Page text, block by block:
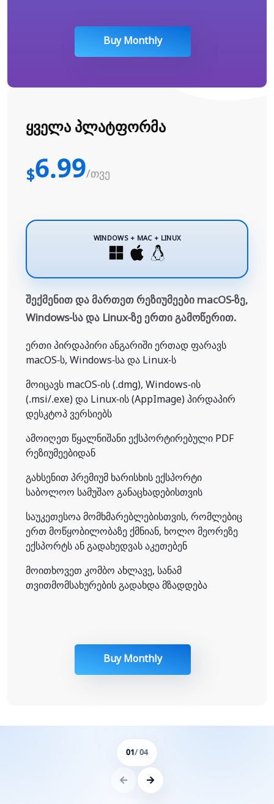
Buy Monthly
ყველა პლატფორმა
$6.99/თვე
WINDOWS + MAC + LINUX
შექმენით და მართეთ რეზიუმეები macOS-ზე,
Windows-სა და Linux-ზე ერთი გამოწერით.
ერთი პირდაპირი ანგარიში ერთად ფარავს
macOS-ს, Windows-სა და Linux-ს
მოიცავს macOS-ის (.dmg), Windows-ის
(.msi/.exe) და Linux-ის (AppImage) პირდაპირ
დესკტოპ ვერსიებს
ამოიღეთ წყალნიშანი ექსპორტირებული PDF
რეზიუმეებიდან
გახსენით პრემიუმ ხარისხის ექსპორტი
საბოლოო სამუშაო განაცხადებისთვის
საუკეთესოა მომხმარებლებისთვის, რომლებიც
ერთ მოწყობილობაზე ქმნიან, ხოლო მეორეზე
ექსპორტს ან გადახედვას აკეთებენ
მოითხოვეთ კომბო ახლავე, სანამ
თვითმომსახურების გადახდა მზადდება
Buy Monthly
01/ 04